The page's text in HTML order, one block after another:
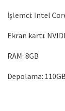
İşlemci: Intel
Ekran kartı:
RAM: 8GB
Depolama: 110GB